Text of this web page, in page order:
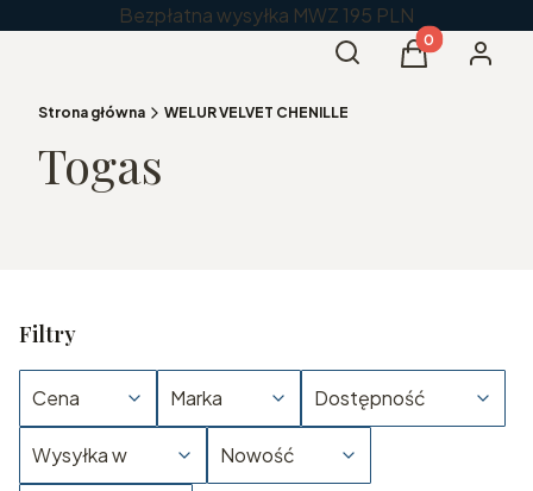
Bezpłatna wysyłka MWZ 195 PLN
Otwórz wyszukiwarkę
SzukajProdukty w
Koszyk
Strona główna WELUR VELVET CHENILLE
Togas
Filtry
Cena Marka Dostępność
Wysyłka w Nowość